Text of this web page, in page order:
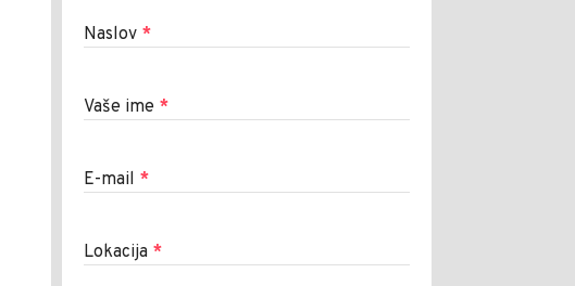
Naslov *
Vaše ime *
E-mail *
Lokacija *